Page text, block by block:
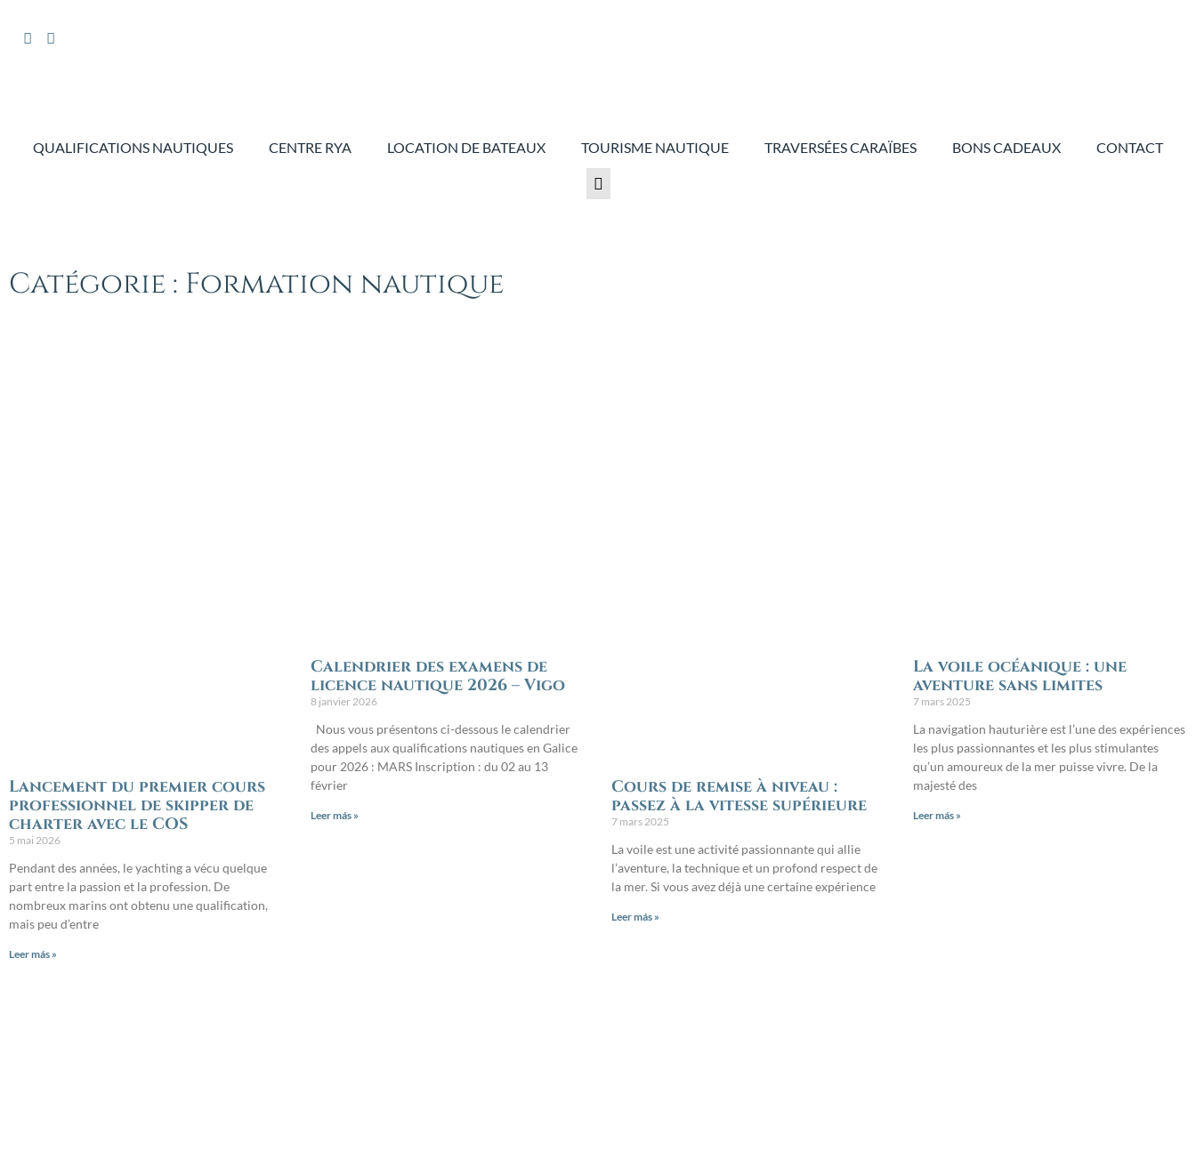
QUALIFICATIONS NAUTIQUES CENTRE RYA LOCATION DE BATEAUX TOURISME NAUTIQUE TRAVERSÉES CARAÏBES BONS CADEAUX CONTACT
Catégorie : Formation nautique
Lancement du premier cours
professionnel de skipper de
charter avec le COS
5 mai 2026
Pendant des années, le yachting a vécu quelque
part entre la passion et la profession. De
nombreux marins ont obtenu une qualification,
mais peu d’entre
Leer más »
Calendrier des examens de
licence nautique 2026 – Vigo
8 janvier 2026
Nous vous présentons ci-dessous le calendrier
des appels aux qualifications nautiques en Galice
pour 2026 : MARS Inscription : du 02 au 13
février
Leer más »
Cours de remise à niveau :
passez à la vitesse supérieure
7 mars 2025
La voile est une activité passionnante qui allie
l’aventure, la technique et un profond respect de
la mer. Si vous avez déjà une certaine expérience
Leer más »
La voile océanique : une
aventure sans limites
7 mars 2025
La navigation hauturière est l’une des expériences
les plus passionnantes et les plus stimulantes
qu’un amoureux de la mer puisse vivre. De la
majesté des
Leer más »